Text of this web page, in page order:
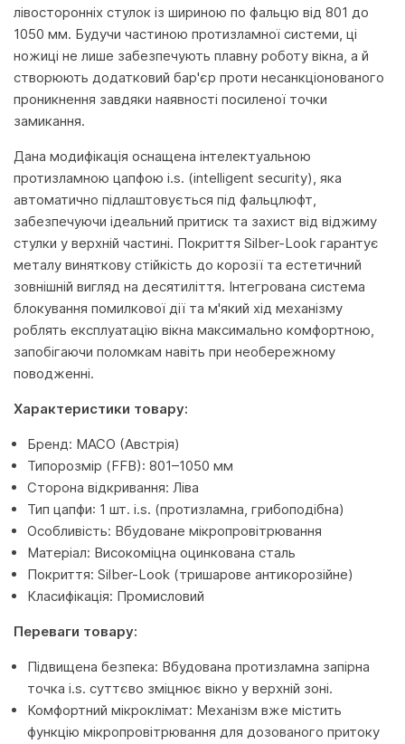
лівосторонніх стулок із шириною по фальцю від 801 до
1050 мм. Будучи частиною протизламної системи, ці
ножиці не лише забезпечують плавну роботу вікна, а й
створюють додатковий бар'єр проти несанкціонованого
проникнення завдяки наявності посиленої точки
замикання.
Дана модифікація оснащена інтелектуальною
протизламною цапфою i.s. (intelligent security), яка
автоматично підлаштовується під фальцлюфт,
забезпечуючи ідеальний притиск та захист від віджиму
стулки у верхній частині. Покриття Silber-Look гарантує
металу виняткову стійкість до корозії та естетичний
зовнішній вигляд на десятиліття. Інтегрована система
блокування помилкової дії та м'який хід механізму
роблять експлуатацію вікна максимально комфортною,
запобігаючи поломкам навіть при необережному
поводженні.
Характеристики товару:
Бренд: MACO (Австрія)
Типорозмір (FFB): 801–1050 мм
Сторона відкривання: Ліва
Тип цапфи: 1 шт. i.s. (протизламна, грибоподібна)
Особливість: Вбудоване мікропровітрювання
Матеріал: Високоміцна оцинкована сталь
Покриття: Silber-Look (тришарове антикорозійне)
Класифікація: Промисловий
Переваги товару:
Підвищена безпека: Вбудована протизламна запірна
точка i.s. суттєво зміцнює вікно у верхній зоні.
Комфортний мікроклімат: Механізм вже містить
функцію мікропровітрювання для дозованого притоку